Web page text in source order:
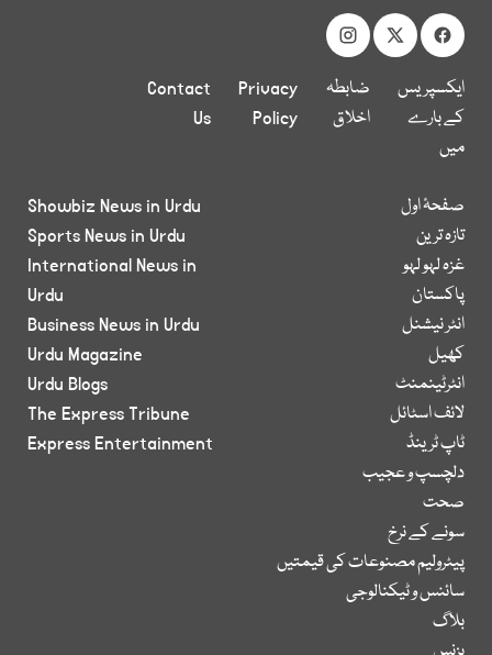
ایکسپریس
کے بارے
میں
ضابطہ
اخلاق
Privacy
Policy
Contact
Us
صفحۂ اول
تازہ ترین
غزہ لہو لہو
پاکستان
انٹر نیشنل
کھیل
انٹرٹینمنٹ
لائف اسٹائل
ٹاپ ٹرینڈ
دلچسپ و عجیب
صحت
سونے کے نرخ
پیٹرولیم مصنوعات کی قیمتیں
سائنس و ٹیکنالوجی
بلاگ
Showbiz News in Urdu
Sports News in Urdu
International News in
Urdu
Business News in Urdu
Urdu Magazine
Urdu Blogs
The Express Tribune
Express Entertainment